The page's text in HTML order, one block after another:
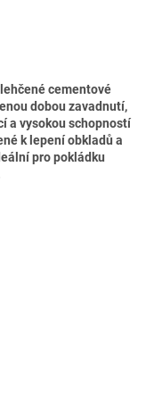
cementové
dobou zavadnutí,
a vysokou schopností
k lepení obkladů a
pro pokládku